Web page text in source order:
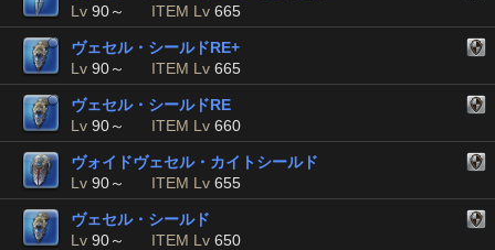
Lv 90～ ITEM Lv 665
ヴェセル・シールドRE+
Lv 90～ ITEM Lv 665
ヴェセル・シールドRE
Lv 90～ ITEM Lv 660
ヴォイドヴェセル・カイトシールド
Lv 90～ ITEM Lv 655
ヴェセル・シールド
Lv 90～ ITEM Lv 650